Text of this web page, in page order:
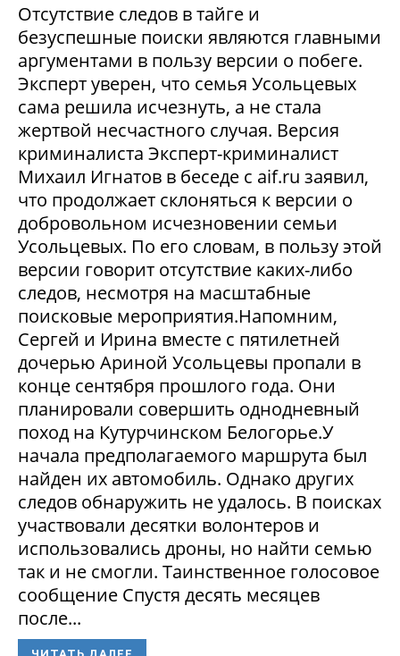
Отсутствие следов в тайге и
безуспешные поиски являются главными
аргументами в пользу версии о побеге.
Эксперт уверен, что семья Усольцевых
сама решила исчезнуть, а не стала
жертвой несчастного случая. Версия
криминалиста Эксперт-криминалист
Михаил Игнатов в беседе с aif.ru заявил,
что продолжает склоняться к версии о
добровольном исчезновении семьи
Усольцевых. По его словам, в пользу этой
версии говорит отсутствие каких-либо
следов, несмотря на масштабные
поисковые мероприятия.Напомним,
Сергей и Ирина вместе с пятилетней
дочерью Ариной Усольцевы пропали в
конце сентября прошлого года. Они
планировали совершить однодневный
поход на Кутурчинском Белогорье.У
начала предполагаемого маршрута был
найден их автомобиль. Однако других
следов обнаружить не удалось. В поисках
участвовали десятки волонтеров и
использовались дроны, но найти семью
так и не смогли. Таинственное голосовое
сообщение Спустя десять месяцев
после...